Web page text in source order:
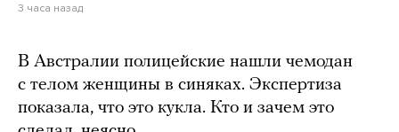
3 часа назад
В Австралии полицейские нашли чемодан
с телом женщины в синяках. Экспертиза
показала, что это кукла. Кто и зачем это